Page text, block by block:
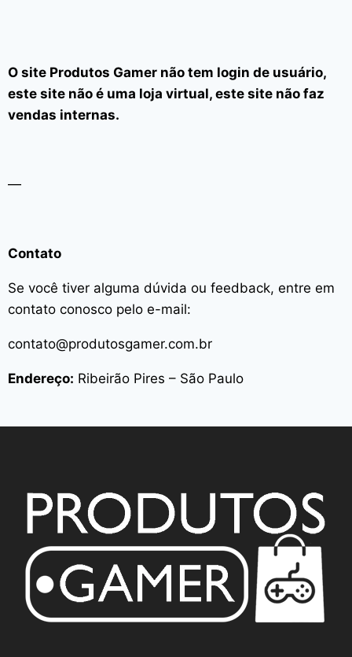
O site Produtos Gamer não tem login de usuário,
este site não é uma loja virtual, este site não faz
vendas internas.
—
Contato
Se você tiver alguma dúvida ou feedback, entre em
contato conosco pelo e-mail:
contato@produtosgamer.com.br
Endereço: Ribeirão Pires – São Paulo